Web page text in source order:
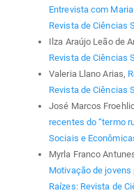
Entrevista com
Revista de Ciências
Ilza Araújo Leão de
Revista de Ciências
Valeria Llano Arias,
Revista de Ciências
José Marcos
recentes do “termo
Sociais e
Myrla Franco
Motivação de
Raízes: Revista de